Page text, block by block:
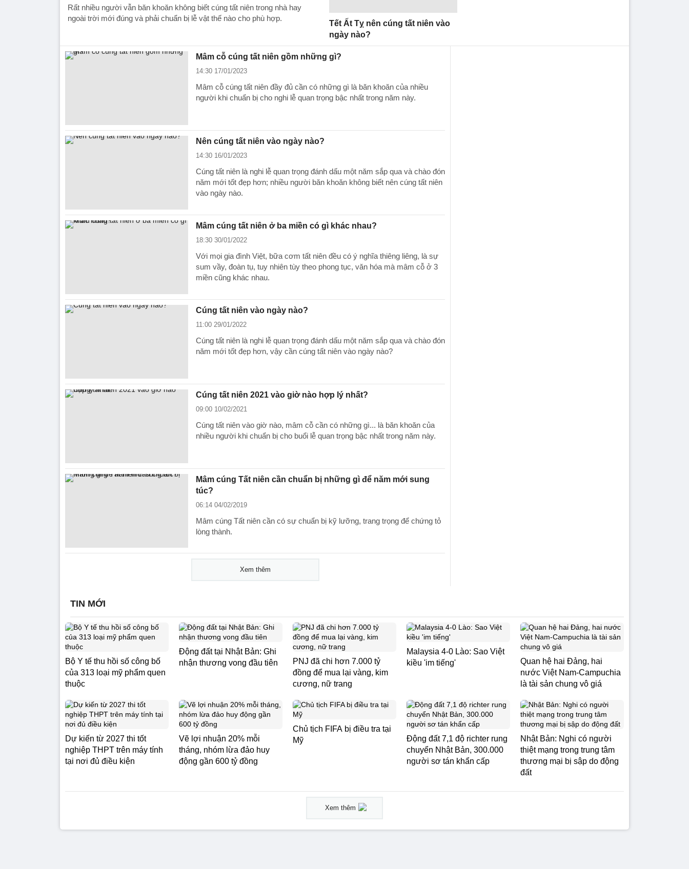
Rất nhiều người vẫn băn khoăn không biết cúng tất niên trong nhà hay
ngoài trời mới đúng và phải chuẩn bị lễ vật thế nào cho phù hợp.
Tết Ất Tỵ nên cúng tất niên vào
ngày nào?
Mâm cỗ cúng tất niên gồm những gì?
14:30 17/01/2023
Mâm cỗ cúng tất niên đầy đủ cần có những gì là băn khoăn của nhiều
người khi chuẩn bị cho nghi lễ quan trọng bậc nhất trong năm này.
Nên cúng tất niên vào ngày nào?
14:30 16/01/2023
Cúng tất niên là nghi lễ quan trọng đánh dấu một năm sắp qua và chào đón
năm mới tốt đẹp hơn; nhiều người băn khoăn không biết nên cúng tất niên
vào ngày nào.
Mâm cúng tất niên ở ba miền có gì khác nhau?
18:30 30/01/2022
Với mọi gia đình Việt, bữa cơm tất niên đều có ý nghĩa thiêng liêng, là sự
sum vầy, đoàn tụ, tuy nhiên tùy theo phong tục, văn hóa mà mâm cỗ ở 3
miền cũng khác nhau.
Cúng tất niên vào ngày nào?
11:00 29/01/2022
Cúng tất niên là nghi lễ quan trọng đánh dấu một năm sắp qua và chào đón
năm mới tốt đẹp hơn, vậy cần cúng tất niên vào ngày nào?
Cúng tất niên 2021 vào giờ nào hợp lý nhất?
09:00 10/02/2021
Cúng tất niên vào giờ nào, mâm cỗ cần có những gì... là băn khoăn của
nhiều người khi chuẩn bị cho buổi lễ quan trọng bậc nhất trong năm này.
Mâm cúng Tất niên cần chuẩn bị những gì để năm mới sung
túc?
06:14 04/02/2019
Mâm cúng Tất niên cần có sự chuẩn bị kỹ lưỡng, trang trọng để chứng tỏ
lòng thành.
Xem thêm
TIN MỚI
Bộ Y tế thu hồi số công bố
của 313 loại mỹ phẩm quen
thuộc
Động đất tại Nhật Bản: Ghi
nhận thương vong đầu tiên
PNJ đã chi hơn 7.000 tỷ
đồng để mua lại vàng, kim
cương, nữ trang
Malaysia 4-0 Lào: Sao Việt
kiều 'im tiếng'
Quan hệ hai Đảng, hai
nước Việt Nam-Campuchia
là tài sản chung vô giá ​
Dự kiến từ 2027 thi tốt
nghiệp THPT trên máy tính
tại nơi đủ điều kiện
Vẽ lợi nhuận 20% mỗi
tháng, nhóm lừa đảo huy
động gần 600 tỷ đồng
Chủ tịch FIFA bị điều tra tại
Mỹ
Động đất 7,1 độ richter rung
chuyển Nhật Bản, 300.000
người sơ tán khẩn cấp
Nhật Bản: Nghi có người
thiệt mạng trong trung tâm
thương mại bị sập do động
đất
Xem thêm